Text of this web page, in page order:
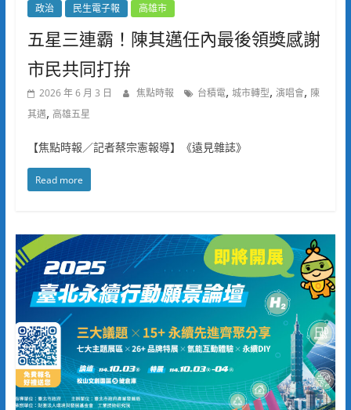
政治 民生電子報 高雄市
五星三連霸！陳其邁任內最後領獎感謝
市民共同打拚
2026 年 6 月 3 日 焦點時報 台積電, 城市轉型, 演唱會, 陳
其邁, 高雄五星
【焦點時報／記者蔡宗憲報導】《遠見雜誌》
Read more